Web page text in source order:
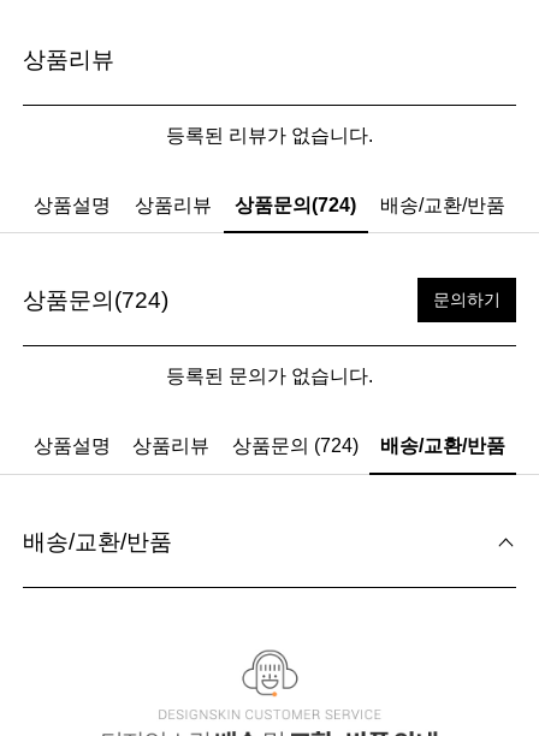
상품리뷰
등록된 리뷰가 없습니다.
상품설명 상품리뷰 상품문의(724) 배송/교환/반품
상품문의(724) 문의하기
등록된 문의가 없습니다.
상품설명 상품리뷰 상품문의 (724) 배송/교환/반품
배송/교환/반품